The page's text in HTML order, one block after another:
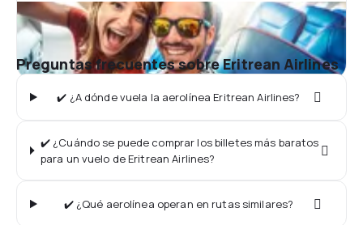
Preguntas frecuentes sobre Eritrean Airlines
✔️ ¿A dónde vuela la aerolínea Eritrean Airlines?
✔️ ¿Cuándo se puede comprar los billetes más baratos
para un vuelo de Eritrean Airlines?
✔️ ¿Qué aerolínea operan en rutas similares?